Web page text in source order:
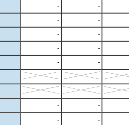
- -
- -
- -
- -
- -
- -
- -